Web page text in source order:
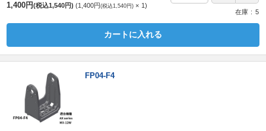
1,400円(税込1,540円) 1,400円(税込1,540円)
1
在庫
5
カートに入れる
FP04-F4